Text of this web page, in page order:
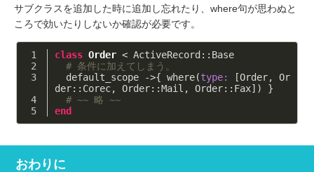
サブクラスを追加した時に追加し忘れたり、where句が思わぬと
ころで効いたりしないか確認が必要です。
class Order < ActiveRecord::Base
# 条件に加えてしまう。
default_scope ->{ where(type:
[Order, Or
der::Corec, Order::Mail, Order::Fax]) }
# ~~ 略 ~~
end
おわりに